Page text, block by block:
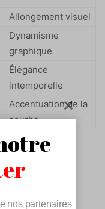
Allongement visuel
Dynamisme
graphique
Élégance
intemporelle
Accentuation de la
courbe
entre
cutanés
nos partenaires